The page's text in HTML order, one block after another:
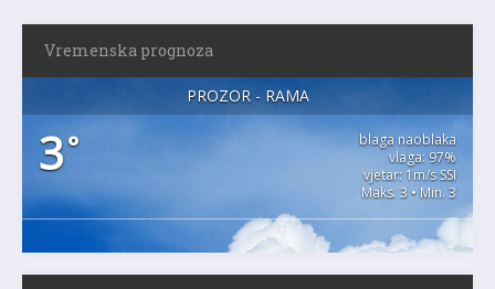
Vremenska prognoza
PROZOR - RAMA
3°
blaga naoblaka
vlaga: 97%
vjetar: 1m/s SSI
Maks. 3 • Min. 3